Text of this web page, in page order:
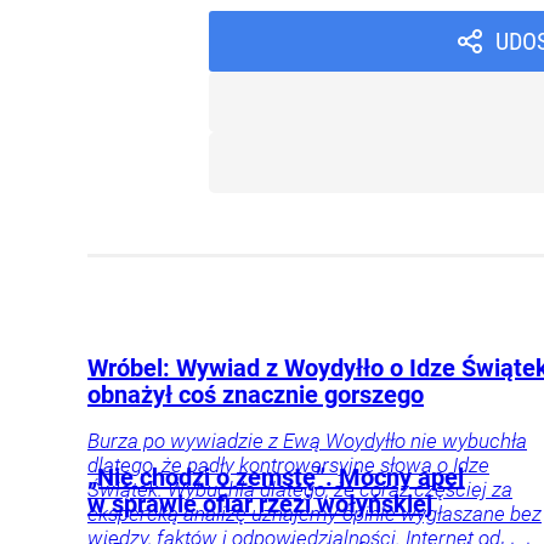
Wróbel: Wywiad z Woydyłło o Idze
obnażył coś znacznie gorszego
Burza po wywiadzie z Ewą Woydyłło nie wybuchła
dlatego, że padły kontrowersyjne słowa o Idze
Świątek. Wybuchła dlatego, że coraz częściej za
ekspercką analizę uznajemy opinie wygłaszane bez
wiedzy, faktów i odpowiedzialności. Internet od
„Nie chodzi o zemstę”. Mocny apel
w sprawie ofiar rzezi wołyńskiej